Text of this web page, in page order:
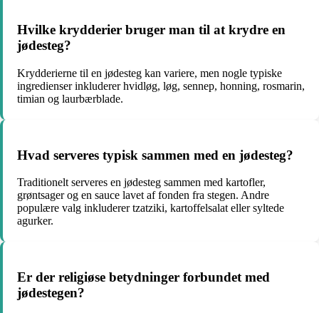
Hvilke krydderier bruger man til at krydre en
jødesteg?
Krydderierne til en jødesteg kan variere, men nogle typiske
ingredienser inkluderer hvidløg, løg, sennep, honning, rosmarin,
timian og laurbærblade.
Hvad serveres typisk sammen med en jødesteg?
Traditionelt serveres en jødesteg sammen med kartofler,
grøntsager og en sauce lavet af fonden fra stegen. Andre
populære valg inkluderer tzatziki, kartoffelsalat eller syltede
agurker.
Er der religiøse betydninger forbundet med
jødestegen?